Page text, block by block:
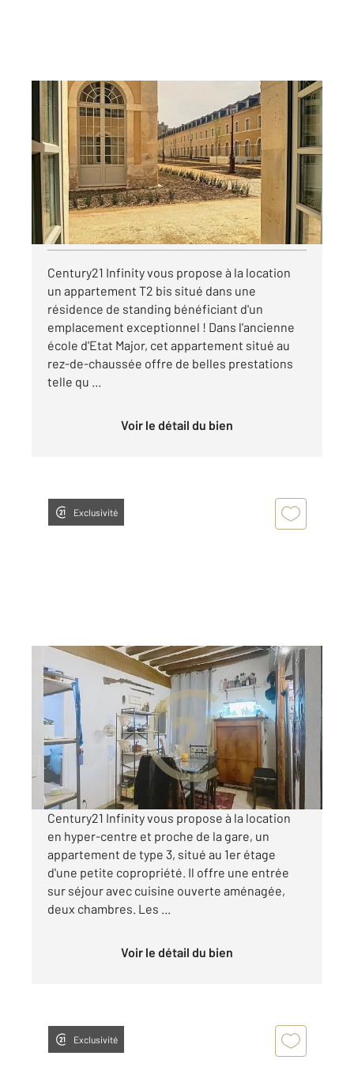
COMPIEGNE 60
52,05 m2, 2 pièces
Ref : 18063
Appartement F2 à louer
663 €
par mois charges comprises
Visiter le site dédié
Century21 Infinity vous propose à la location
un appartement T2 bis situé dans une
résidence de standing bénéficiant d'un
emplacement exceptionnel ! Dans l'ancienne
école d'Etat Major, cet appartement situé au
rez-de-chaussée offre de belles prestations
telle qu ...
Voir le détail du bien
Exclusivité
COMPIEGNE 60
52,15 m
, 3 pièces
Ref : 17711
Appartement F3 à louer
690 €
par mois charges comprises
Century21 Infinity vous propose à la location
en hyper-centre et proche de la gare, un
appartement de type 3, situé au 1er étage
d'une petite copropriété. Il offre une entrée
sur séjour avec cuisine ouverte aménagée,
deux chambres. Les ...
Voir le détail du bien
Exclusivité